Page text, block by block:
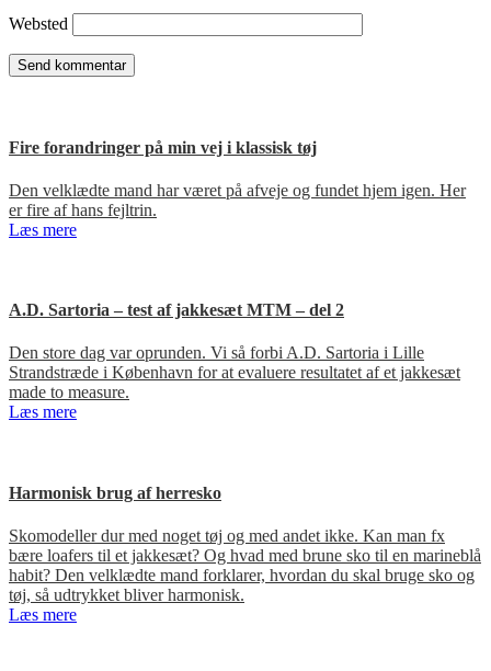
Websted
Fire forandringer på min vej i klassisk tøj
Den velklædte mand har været på afveje og fundet hjem igen. Her
er fire af hans fejltrin.
Læs mere
A.D. Sartoria – test af jakkesæt MTM – del 2
Den store dag var oprunden. Vi så forbi A.D. Sartoria i Lille
Strandstræde i København for at evaluere resultatet af et jakkesæt
made to measure.
Læs mere
Harmonisk brug af herresko
Skomodeller dur med noget tøj og med andet ikke. Kan man fx
bære loafers til et jakkesæt? Og hvad med brune sko til en marineblå
habit? Den velklædte mand forklarer, hvordan du skal bruge sko og
tøj, så udtrykket bliver harmonisk.
Læs mere